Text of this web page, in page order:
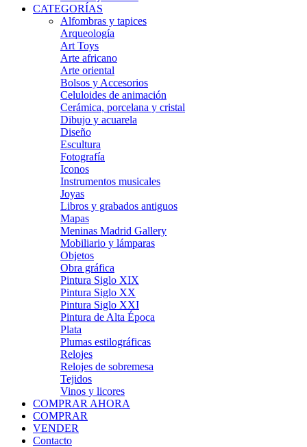
CATEGORÍAS
Alfombras y tapices
Arqueología
Art Toys
Arte africano
Arte oriental
Bolsos y Accesorios
Celuloides de animación
Cerámica, porcelana y cristal
Dibujo y acuarela
Diseño
Escultura
Fotografía
Iconos
Instrumentos musicales
Joyas
Libros y grabados antiguos
Mapas
Meninas Madrid Gallery
Mobiliario y lámparas
Objetos
Obra gráfica
Pintura Siglo XIX
Pintura Siglo XX
Pintura Siglo XXI
Pintura de Alta Época
Plata
Plumas estilográficas
Relojes
Relojes de sobremesa
Tejidos
Vinos y licores
COMPRAR AHORA
COMPRAR
VENDER
Contacto